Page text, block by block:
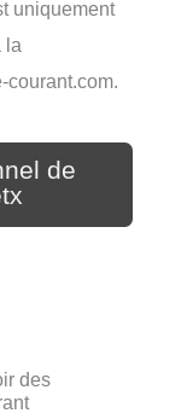
uniquement
la
de
des